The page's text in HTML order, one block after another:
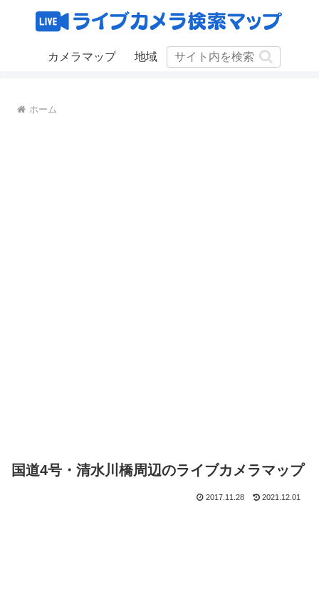
カメラマップ 地域
ホーム
国道4号・清水川橋周辺のライブカメラマップ
2017.11.28 2021.12.01